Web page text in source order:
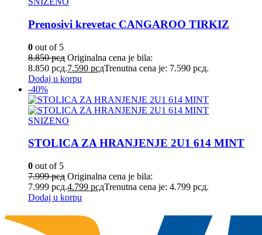
Prenosivi krevetac CANGAROO TIRKIZ
0 out of 5
8.850рсд Originalna cena je bila:
8.850 рсд.7.590 рсдTrenutna cena je: 7.590 рсд.
Dodaj u korpu
-40%
SNIZENO
STOLICA ZA HRANJENJE 2U1 614 MINT
0 out of 5
7.999рсд Originalna cena je bila:
7.999 рсд.4.799 рсдTrenutna cena je: 4.799 рсд.
Dodaj u korpu